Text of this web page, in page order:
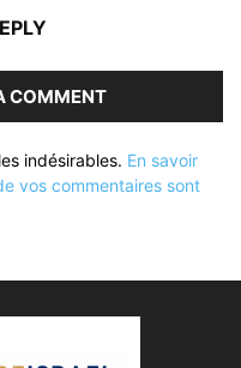
COMMENT
indésirables. En savoir
vos commentaires sont